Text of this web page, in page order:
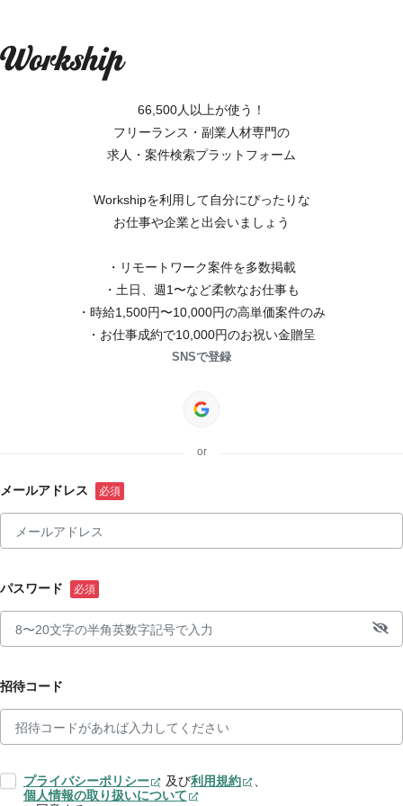
66,500人以上が使う！
フリーランス・副業人材専門の
求人・案件検索プラットフォーム
Workshipを利用して自分にぴったりな
お仕事や企業と出会いましょう
・リモートワーク案件を多数掲載
・土日、週1〜など柔軟なお仕事も
・時給1,500円〜10,000円の高単価案件のみ
・お仕事成約で10,000円のお祝い金贈呈
SNSで登録
or
メールアドレス
パスワード
招待コード
プライバシーポリシー 及び利用規約
、
個人情報の取り扱いについて